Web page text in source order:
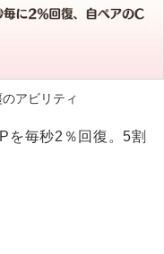
アビリティ
を毎秒2％回復。5割